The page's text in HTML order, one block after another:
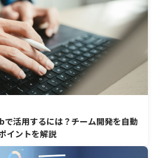
活用するには？チーム開発を自動
イントを解説